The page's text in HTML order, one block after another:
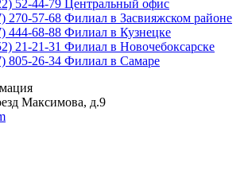
52-44-79 Центральный офис
270-57-68 Филиал в Засвияжском районе
444-68-88 Филиал в Кузнецке
21-21-31 Филиал в Новочебоксарске
805-26-34 Филиал в Самаре
Максимова, д.9